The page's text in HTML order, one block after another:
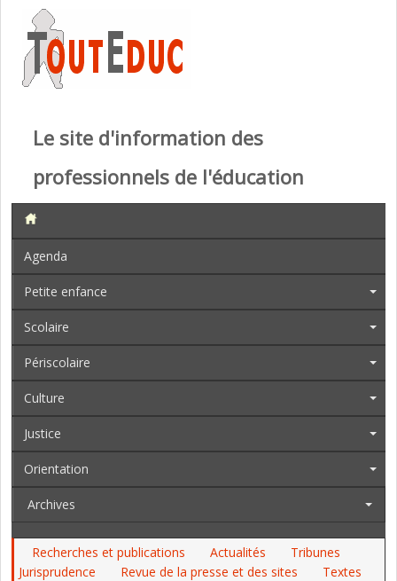
Le site d'information des
professionnels de l'éducation
Agenda
Petite enfance
Scolaire
Périscolaire
Culture
Justice
Orientation
Archives
Recherches et publications Actualités
Tribunes
Jurisprudence
Revue de la presse et des sites
Textes